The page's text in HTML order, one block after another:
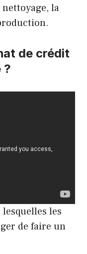
la
de crédit
?
les
de faire un